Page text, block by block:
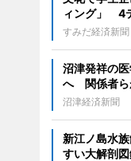
ィング」 4
すみだ経済新聞
沼津発祥の
へ 関係者ら
沼津経済新聞
新江ノ島水
すい大解剖